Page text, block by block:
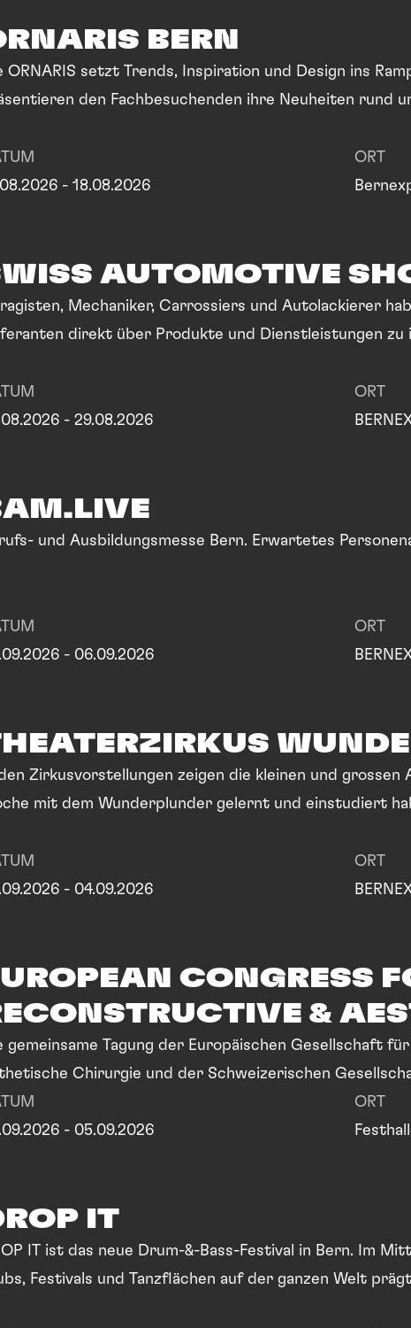
BERN
ORNARIS setzt Trends, Inspiration und Design ins
den Fachbesuchenden ihre Neuheiten rund
- 18.08.2026
ORT
AUTOMOTIVE
Mechaniker, Carrossiers und Autolackierer
direkt über Produkte und Dienstleistungen zu
- 29.08.2026
ORT
Berufs- und Ausbildungsmesse Bern.
- 06.09.2026
ORT
den Zirkusvorstellungen zeigen die kleinen und
mit dem Wunderplunder gelernt und einstudiert
- 04.09.2026
ORT
CONGRESS
&
gemeinsame Tagung der Europäischen Gesellschaft
Chirurgie und der Schweizerischen
Chirurgie.
- 05.09.2026
ORT
IT
IT ist das neue Drum-&-Bass-Festival in Bern. Im
Festivals und Tanzflächen auf der ganzen Welt